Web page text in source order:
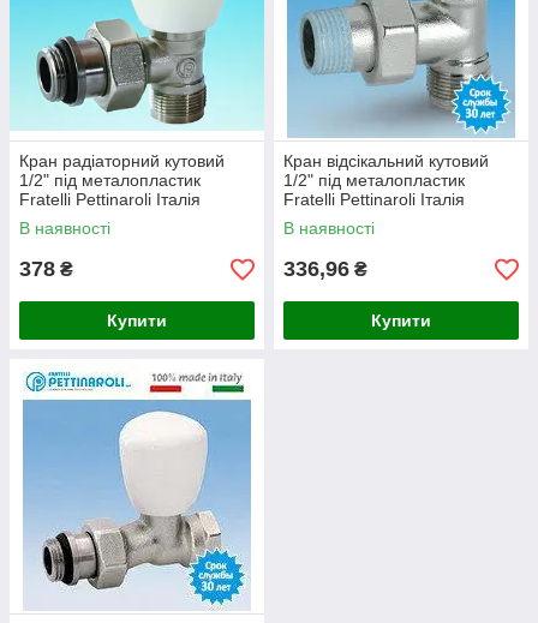
Кран радіаторний кутовий
1/2" під металопластик
Fratelli Pettinaroli Італія
В наявності
378 ₴
Купити
Кран відсікальний кутовий
1/2" під металопластик
Fratelli Pettinaroli Італія
В наявності
336,96 ₴
Купити